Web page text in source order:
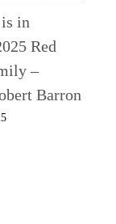
in
Red
–
Barron